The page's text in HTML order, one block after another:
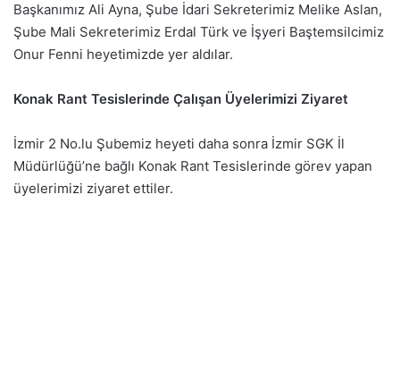
Başkanımız Ali Ayna, Şube İdari Sekreterimiz Melike Aslan,
Şube Mali Sekreterimiz Erdal Türk ve İşyeri Baştemsilcimiz
Onur Fenni heyetimizde yer aldılar.
Konak Rant Tesislerinde Çalışan Üyelerimizi Ziyaret
İzmir 2 No.lu Şubemiz heyeti daha sonra İzmir SGK İl
Müdürlüğü’ne bağlı Konak Rant Tesislerinde görev yapan
üyelerimizi ziyaret ettiler.